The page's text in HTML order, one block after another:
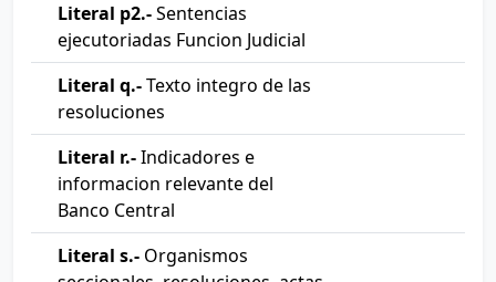
Literal p2.-Sentencias
ejecutoriadas Funcion Judicial
Literal q.-Texto integro de las
resoluciones
Literal r.-Indicadores e
informacion relevante del
Banco Central
Literal s.- Organismos